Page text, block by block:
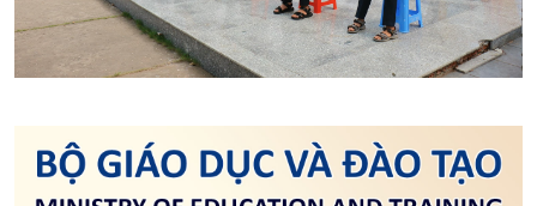
8. Công văn số 3301/SGDĐT-QLCL ngày
21/7/2026 của SGDĐT về việc Công bố điểm
học 2026 - 2027
9. Công văn số 3236/SGDĐT-GDTrH&GDNN
của Sở GDĐT về việc Hướng dẫn chuyển